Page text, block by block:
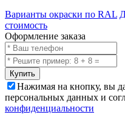
Варианты окраски по RAL
стоимость
Оформление заказа
Купить
Нажимая на кнопку, вы
персональных данных и
конфиденциальности